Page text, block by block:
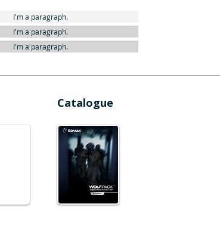
I'm a paragraph.
I'm a paragraph.
I'm a paragraph.
Catalogue